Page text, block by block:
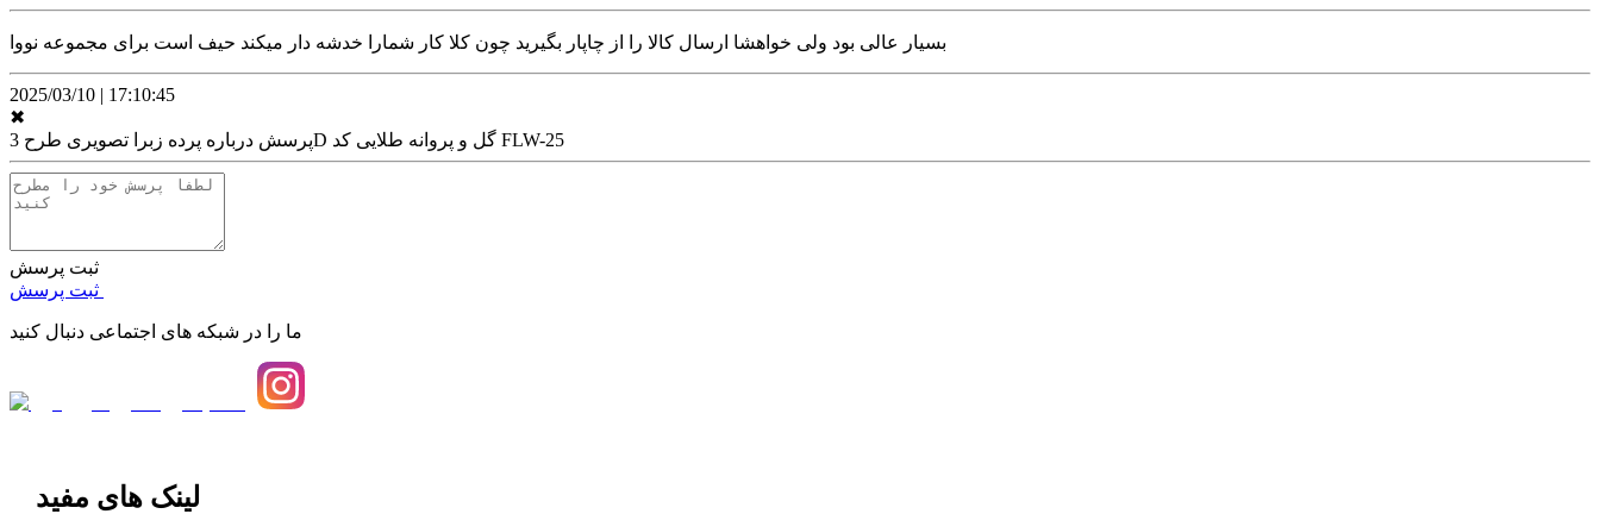
بسیار عالی بود ولی خواهشا ارسال کالا را از چاپار بگیرید چون کلا کار شمارا خدشه دار میکند حیف است برای مجموعه نووا
2025/03/10 | 17:10:45
✖
پرسش درباره
پرده زبرا تصویری طرح 3D گل و پروانه طلایی کد FLW-25
ثبت پرسش
ما را در شبکه های اجتماعی دنبال کنید
لینک های مفید